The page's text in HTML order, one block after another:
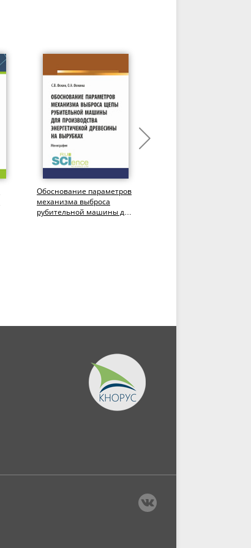
Обоснование параметров
механизма выброса
рубительной машины для